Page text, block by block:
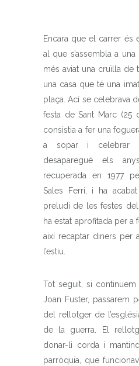
Encara que el carrer és
al que s’assembla a
més aviat una cruïlla de
una casa que té una
plaça. Ací se celebrava
festa de Sant Marc (25
consistia a fer una
a sopar i celebrar
desaparegué els
recuperada en 1977
Sales Ferri, i ha
preludi de les festes
ha estat aprofitada per a
així recaptar diners per
l’estiu.
Tot seguit, si
Joan Fuster, passarem
del rellotger de
de la guerra. El
donar-li corda i
parròquia, que